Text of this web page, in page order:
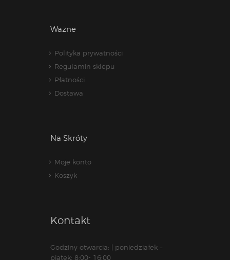
Ważne
Polityka prywatności
Regulamin sklepu
Płatności
Dostawa
Na Skróty
Moje konto
Koszyk
Kontakt
Godziny otwarcia: | poniedziałek –
piątek: 8:00- 16:00